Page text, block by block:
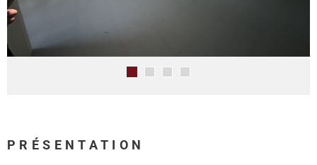
PRÉSENTATION